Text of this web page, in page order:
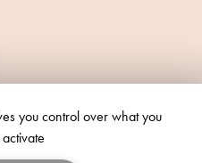
you control over what you